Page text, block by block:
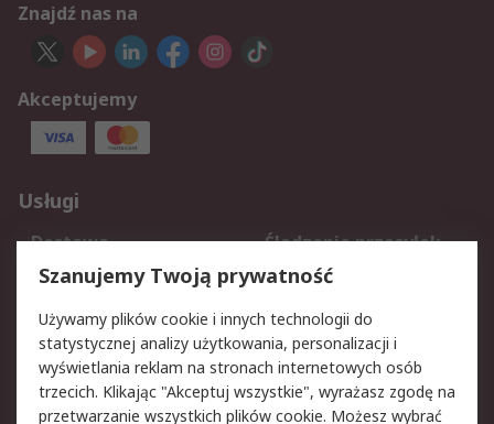
Znajdź nas na
Akceptujemy
Usługi
Dostawa
Śledzenie przesyłek
Reklamacje i zwroty
Rejestracja
Aspekty prawne
Bezpieczeństwo e-
Polityka dotycząca
Szanujemy Twoją prywatność
Używamy plików cookie i innych technologii do
statystycznej analizy użytkowania, personalizacji i
wyświetlania reklam na stronach internetowych osób
trzecich. Klikając "Akceptuj wszystkie", wyrażasz zgodę na
przetwarzanie wszystkich plików cookie. Możesz wybrać